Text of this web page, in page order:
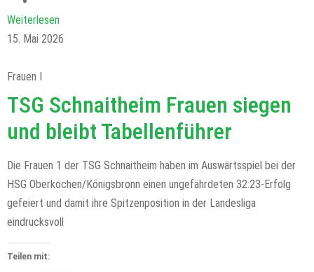
Weiterlesen
15. Mai 2026
Frauen I
TSG Schnaitheim Frauen siegen
und bleibt Tabellenführer
Die Frauen 1 der TSG Schnaitheim haben im Auswärtsspiel bei der
HSG Oberkochen/Königsbronn einen ungefährdeten 32:23-Erfolg
gefeiert und damit ihre Spitzenposition in der Landesliga
eindrucksvoll
Teilen mit: